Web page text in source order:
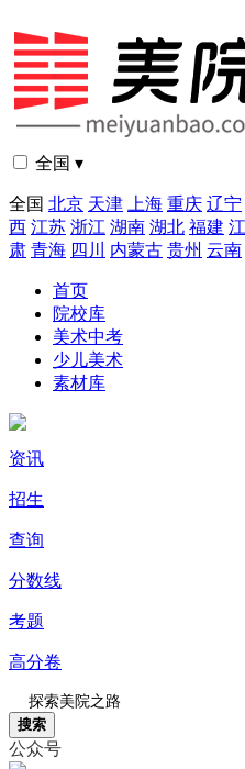
全国 ▾
全国 北京 天津 上海 重庆 辽宁
西 江苏 浙江 湖南 湖北 福建
肃 青海 四川 内蒙古 贵州 云南
首页
院校库
美术中考
少儿美术
素材库
资讯
招生
查询
分数线
考题
高分卷
搜索
公众号